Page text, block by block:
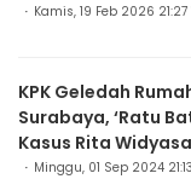
Kamis, 19 Feb 2026 21:27
KPK Geledah
Surabaya, ‘Ratu
Kasus Rita
Minggu, 01 Sep 2024